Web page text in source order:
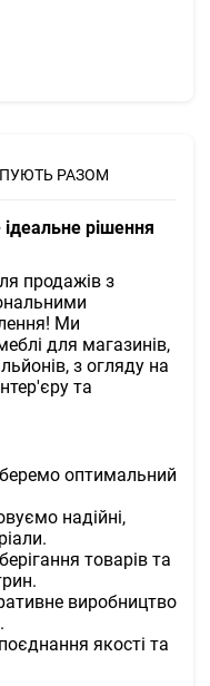
РАЗОМ
рішення
продажів з
Ми
для магазинів,
з огляду на
та
оптимальний
надійні,
товарів та
виробництво
якості та